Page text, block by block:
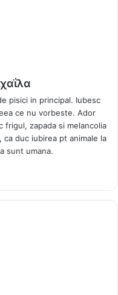
pisici in principal. Iubesc
ce nu vorbeste. Ador
frigul, zapada si melancolia
duc iubirea pt animale la
sunt umana.